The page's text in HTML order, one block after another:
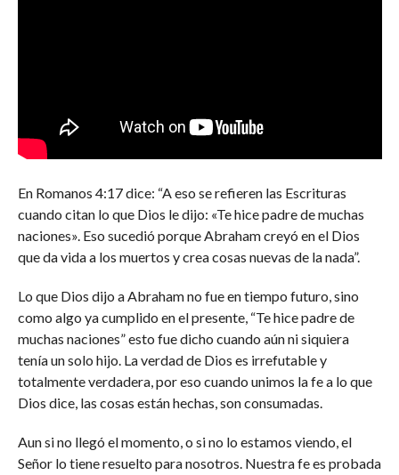
En Romanos 4:17 dice: “A eso se refieren las Escrituras
cuando citan lo que Dios le dijo: «Te hice padre de muchas
naciones». Eso sucedió porque Abraham creyó en el Dios
que da vida a los muertos y crea cosas nuevas de la nada”.
Lo que Dios dijo a Abraham no fue en tiempo futuro, sino
como algo ya cumplido en el presente, “Te hice padre de
muchas naciones” esto fue dicho cuando aún ni siquiera
tenía un solo hijo. La verdad de Dios es irrefutable y
totalmente verdadera, por eso cuando unimos la fe a lo que
Dios dice, las cosas están hechas, son consumadas.
Aun si no llegó el momento, o si no lo estamos viendo, el
Señor lo tiene resuelto para nosotros. Nuestra fe es probada